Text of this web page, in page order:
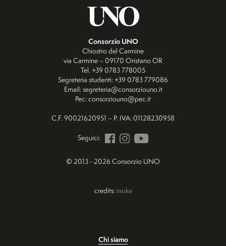
Consorzio UNO
Chiostro del Carmine
via Carmine – 09170 Oristano OR
Tel. +39 0783 778005
Segreteria studenti: +39 0783 779086
Email: segreteria@consorziouno.it
Pec: consorziouno@pec.it
C.F. 90021620951 – P. IVA: 01128230958
Seguici:
© 2013 - 2026 Consorzio UNO
credits: inoke
Chi siamo